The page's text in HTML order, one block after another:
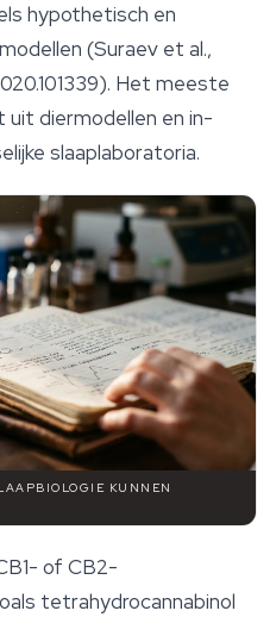
hypothetisch en
(Suraev et al.,
Het meeste
uit diermodellen en in-
slaaplaboratoria.
KUNNEN
of CB2-
tetrahydrocannabinol